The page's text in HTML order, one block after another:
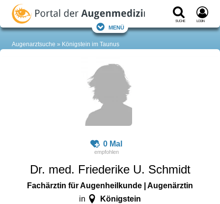
Suche Login
Menü
Augenarztsuche Königstein im Taunus
0 Mal
Dr. med. Friederike U. Schmidt
Fachärztin für Augenheilkunde | Augenärztin
in Königstein